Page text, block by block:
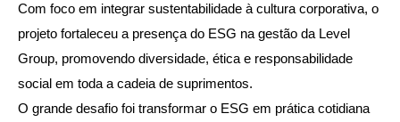
Com foco em integrar sustentabilidade à cultura corporativa, o
projeto fortaleceu a presença do ESG na gestão da Level
Group, promovendo diversidade, ética e responsabilidade
social em toda a cadeia de suprimentos.
O grande desafio foi transformar o ESG em prática cotidiana